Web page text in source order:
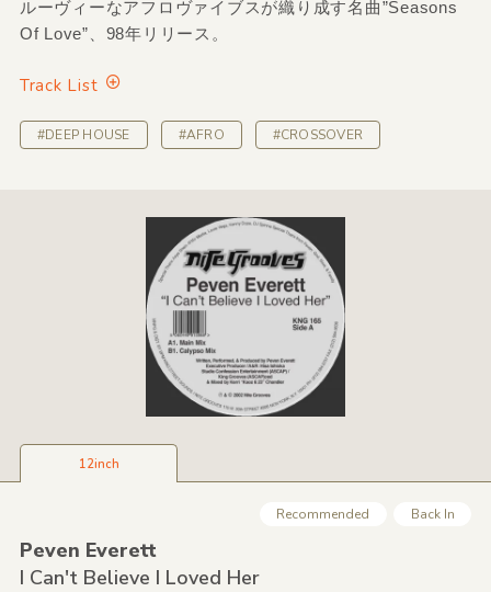
ルーヴィーなアフロヴァイブスが織り成す名曲”Seasons
Of Love”、98年リリース。
Track List
#DEEP HOUSE #AFRO #CROSSOVER
12inch
Recommended Back In
Peven Everett
I Can't Believe I Loved Her